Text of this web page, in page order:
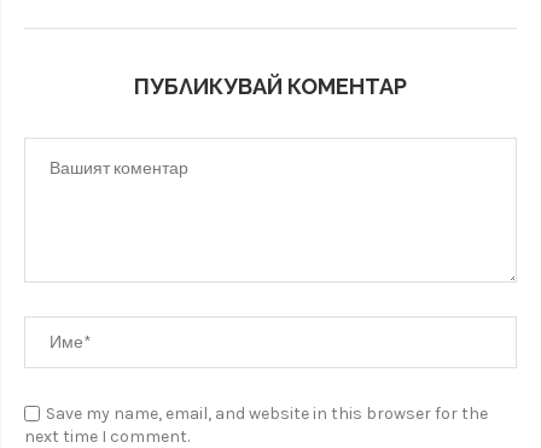
ПУБЛИКУВАЙ КОМЕНТАР
Save my name, email, and website in this browser for the
next time I comment.